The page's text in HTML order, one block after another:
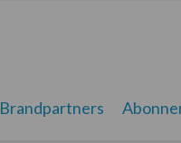
Brandpartners